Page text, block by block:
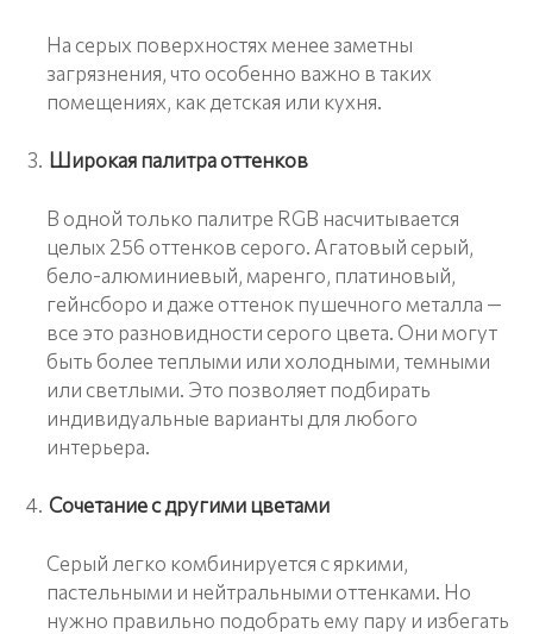
На серых поверхностях менее заметны
загрязнения, что особенно важно в таких
помещениях, как детская или кухня.
Широкая палитра оттенков
В одной только палитре RGB насчитывается
целых 256 оттенков серого. Агатовый серый,
бело-алюминиевый, маренго, платиновый,
гейнсборо и даже оттенок пушечного металла —
все это разновидности серого цвета. Они могут
быть более теплыми или холодными, темными
или светлыми. Это позволяет подбирать
индивидуальные варианты для любого
интерьера.
Сочетание с другими цветами
Серый легко комбинируется с яркими,
пастельными и нейтральными оттенками. Но
нужно правильно подобрать ему пару и избегать